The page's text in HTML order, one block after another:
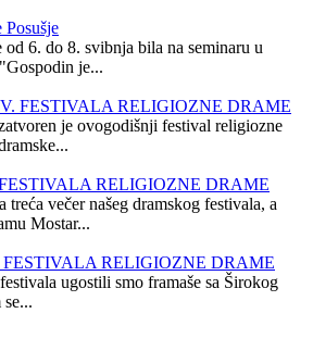
Posušje
od 6. do 8. svibnja bila na seminaru u
je...
FESTIVALA RELIGIOZNE DRAME
je ovogodišnji festival religiozne
RELIGIOZNE DRAME
večer našeg dramskog festivala, a
Mostar...
RELIGIOZNE DRAME
ugostili smo framaše sa Širokog